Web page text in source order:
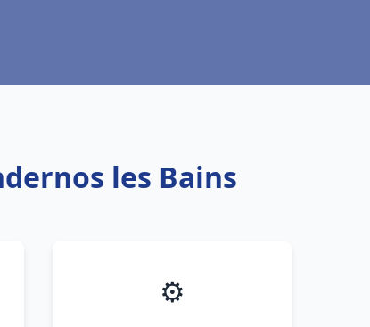
les Bains
⚙️